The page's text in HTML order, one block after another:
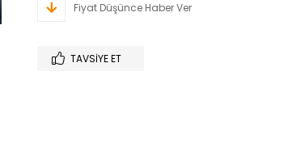
Fiyat Düşünce Haber Ver
TAVSIYE ET